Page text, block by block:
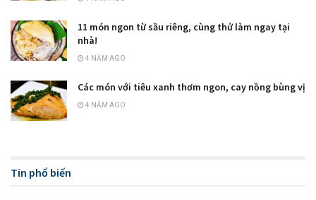
11 món ngon từ sầu riêng, cùng thử làm ngay tại
nhà!
4 NĂM AGO
Các món với tiêu xanh thơm ngon, cay nồng bùng vị
4 NĂM AGO
Tin phổ biến